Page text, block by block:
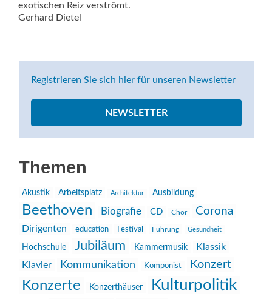
exotischen Reiz verströmt.
Gerhard Dietel
Registrieren Sie sich hier für unseren Newsletter
NEWSLETTER
Themen
Akustik Arbeitsplatz Architektur Ausbildung
Beethoven Biografie CD Chor Corona
Dirigenten education Festival Führung Gesundheit
Hochschule Jubiläum Kammermusik
Klassik
Klavier
Kommunikation Komponist Konzert
Konzerte Konzerthäuser Kulturpolitik